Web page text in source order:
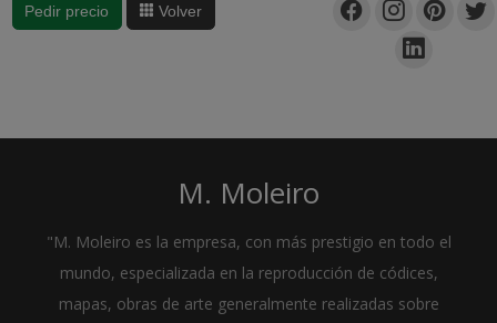
Pedir precio Volver
M. Moleiro
"M. Moleiro es la empresa, con más prestigio en todo el
mundo, especializada en la reproducción de códices,
mapas, obras de arte generalmente realizadas sobre